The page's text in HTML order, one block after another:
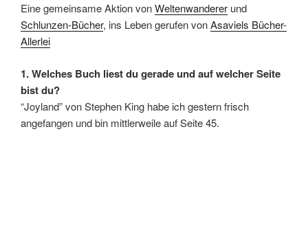
Eine gemeinsame Aktion vonWeltenwanderer und
Schlunzen-Bücher, ins Leben gerufen vonAsaviels Bücher-
Allerlei
1. Welches Buch liest du gerade und auf welcher Seite
bist du?
“Joyland” von Stephen King habe ich gestern frisch
angefangen und bin mittlerweile auf Seite 45.